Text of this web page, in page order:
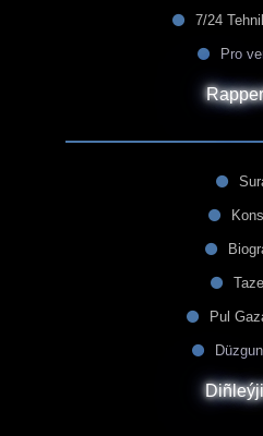
7/24
Pro
Pul